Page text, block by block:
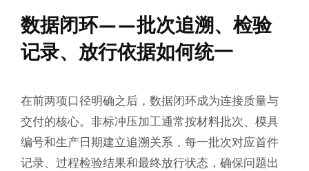
数据闭环——批次追溯、检验
记录、放行依据如何统一
在前两项口径明确之后，数据闭环成为连接质量与
交付的核心。非标冲压加工通常按材料批次、模具
编号和生产日期建立追溯关系，每一批次对应首件
记录、过程检验结果和最终放行状态，确保问题出